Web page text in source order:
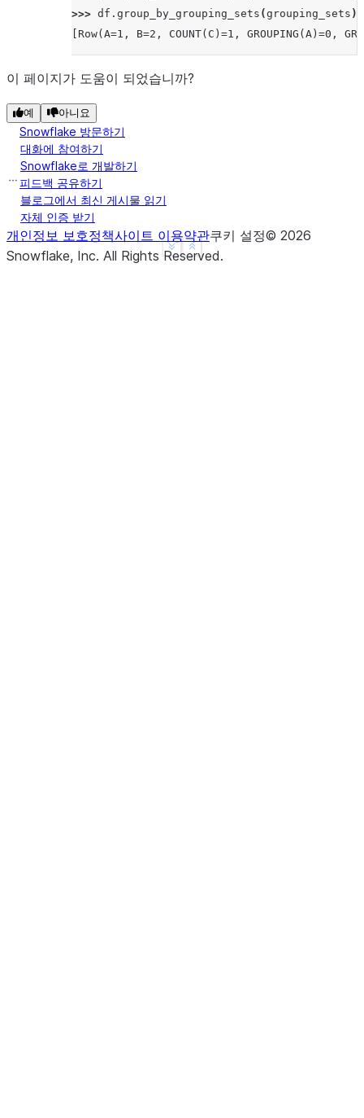
>>> df . group_by_grouping_sets (grouping_sets )
[Row(A=1, B=2, COUNT(C)=1, GROUPING(A)=0,
Show less
See more
이 페이지가 도움이 되었습니까?
예 아니요
Snowflake 방문하기
대화에 참여하기
Snowflake로 개발하기
피드백 공유하기
블로그에서 최신 게시물 읽기
자체 인증 받기
개인정보 보호정책사이트 이용약관쿠키 설정© 2026
Snowflake, Inc. All Rights Reserved.